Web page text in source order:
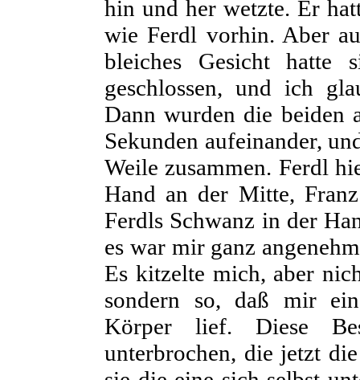
hin und her wetzte. Er
wie Ferdl vorhin. Aber
bleiches Gesicht hatte
geschlossen, und ich
Dann wurden die beiden
Sekunden aufeinander,
Weile zusammen. Ferdl
Hand an der Mitte,
Ferdls Schwanz in der
es war mir ganz
Es kitzelte mich, aber
sondern so, daß mir
Körper lief. Diese
unterbrochen, die jetzt